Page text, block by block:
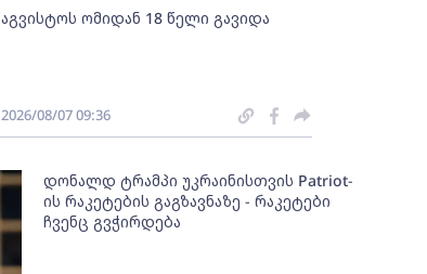
აგვისტოს ომიდან 18 წელი გავიდა
2026/08/07 09:36
დონალდ ტრამპი უკრაინისთვის Patriot-
ის რაკეტების გაგზავნაზე - რაკეტები
ჩვენც გვჭირდება